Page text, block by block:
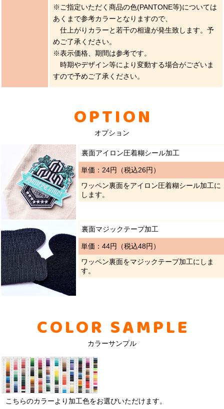
※ご指定いただく商品の色(PANTONE等)については
あくまで参考カラーとなりますので、
仕上がりカラーと若干の相違が発生致します。予
めご了承ください。
※表示価格、期間は参考です。
時期やデザイン等により変動する場合がございま
すので予めご了承ください。
OPTION
オプション
裏面アイロン圧着糊シール加工
単価：24円（税込26円）
ワッペン裏面をアイロン圧着糊シール加工に
します。
裏面マジックテープ加工
単価：44円（税込48円）
ワッペン裏面をマジックテープ加工にしま
す。
COLOR SAMPLE
カラーサンプル
こちらのカラーより加工色をお選びいただけます。